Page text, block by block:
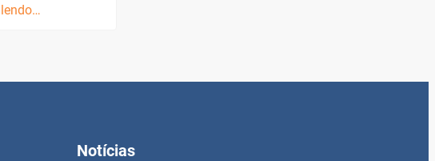
lendo…
Notícias